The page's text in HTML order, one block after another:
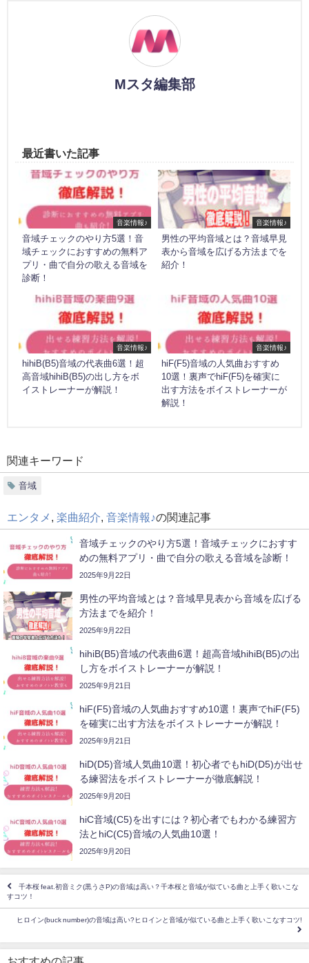
Mスタ編集部
最近書いた記事
音楽情報♪
音域チェックのやり方5選！音
域チェックにおすすめの無料ア
プリ・曲で自分の歌える音域を
診断！
音楽情報♪
男性の平均音域とは？音域早見
表から音域を広げる方法までを
紹介！
音楽情報♪
hihiB(B5)音域の代表曲6選！超
高音域hihiB(B5)の出し方をボ
イストレーナーが解説！
音楽情報♪
hiF(F5)音域の人気曲おすすめ
10選！裏声でhiF(F5)を確実に
出す方法をボイストレーナーが
解説！
関連キーワード
音域
エンタメ 楽曲紹介 音楽情報♪の関連記事
音域チェックのやり方5選！音域チェックにおすす
めの無料アプリ・曲で自分の歌える音域を診断！
2025年9月22日
男性の平均音域とは？音域早見表から音域を広げる
方法までを紹介！
2025年9月22日
hihiB(B5)音域の代表曲6選！超高音域hihiB(B5)の出
し方をボイストレーナーが解説！
2025年9月21日
hiF(F5)音域の人気曲おすすめ10選！裏声でhiF(F5)
を確実に出す方法をボイストレーナーが解説！
2025年9月21日
hiD(D5)音域人気曲10選！初心者でもhiD(D5)が出せ
る練習法をボイストレーナーが徹底解説！
2025年9月20日
hiC音域(C5)を出すには？初心者でもわかる練習方
法とhiC(C5)音域の人気曲10選！
2025年9月20日
千本桜 feat.初音ミク(黒うさP)の音域は高い？千本桜と音域が似ている曲と上手く歌いこな
すコツ！
ヒロイン(buck number)の音域は高い?ヒロインと音域が似ている曲と上手く歌いこなすコツ!
おすすめの記事